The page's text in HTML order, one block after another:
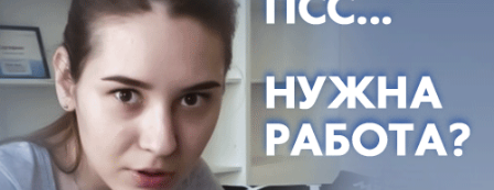
Общество
Кубань оказалась в числе самых
проблемных регионов по ипотеке